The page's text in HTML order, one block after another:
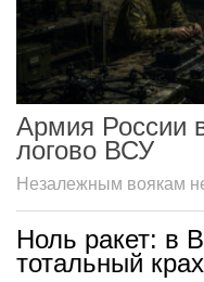
Армия России
логово ВСУ
Незалежным воякам
Ноль ракет: в
тотальный